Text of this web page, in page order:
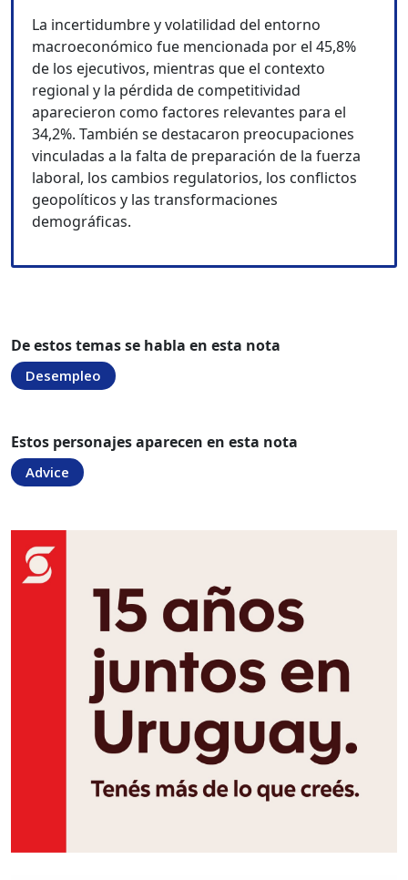
La incertidumbre y volatilidad del entorno
macroeconómico fue mencionada por el 45,8%
de los ejecutivos, mientras que el contexto
regional y la pérdida de competitividad
aparecieron como factores relevantes para el
34,2%. También se destacaron preocupaciones
vinculadas a la falta de preparación de la fuerza
laboral, los cambios regulatorios, los conflictos
geopolíticos y las transformaciones
demográficas.
De estos temas se habla en esta nota
Desempleo
Estos personajes aparecen en esta nota
Advice